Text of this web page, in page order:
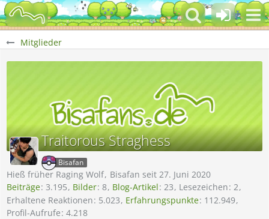
Mitglieder
Traitorous Straghess
Bisafan
Hieß früher Raging Wolf Bisafan seit 27. Juni 2020
Beiträge 3.195 Bilder 8 Blog-Artikel 23 Lesezeichen 2
Erhaltene Reaktionen 5.023 Erfahrungspunkte 112.949
Profil-Aufrufe 4.218